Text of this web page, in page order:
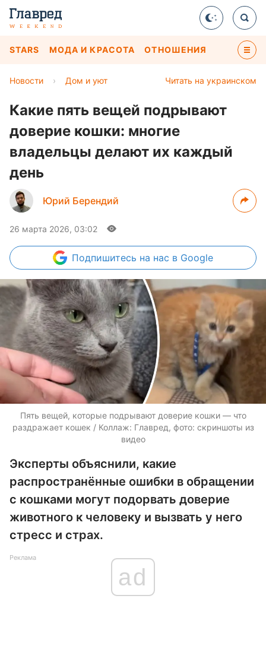
STARS МОДА И КРАСОТА ОТНОШЕНИЯ
Читать на украинском
Новости › Дом и уют
Какие пять вещей подрывают
доверие кошки: многие
владельцы делают их каждый
день
Юрий Берендий
26 марта 2026, 03:02
Подпишитесь на нас в Google
Пять вещей, которые подрывают доверие кошки — что
раздражает кошек / Коллаж: Главред, фото: скриншоты из
видео
Эксперты объяснили, какие
распространённые ошибки в обращении
с кошками могут подорвать доверие
животного к человеку и вызвать у него
стресс и страх.
Реклама
ad